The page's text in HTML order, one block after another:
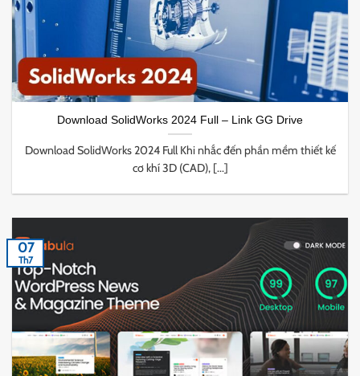
Download SolidWorks 2024 Full – Link GG Drive
Download SolidWorks 2024 Full Khi nhắc đến phần mềm thiết kế
cơ khí 3D (CAD), [...]
07
Th7